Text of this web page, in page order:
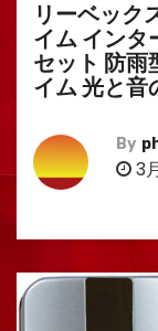
リーベック
イム インタ
セット 防雨
イム 光と音
By
3